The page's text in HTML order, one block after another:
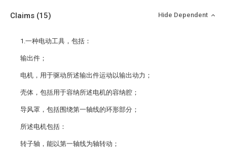
Claims (15) Hide Dependent
1.一种电动工具，包括：
输出件；
电机，用于驱动所述输出件运动以输出动力；
壳体，包括用于容纳所述电机的容纳腔；
导风罩，包括围绕第一轴线的环形部分；
所述电机包括：
转子轴，能以第一轴线为轴转动；